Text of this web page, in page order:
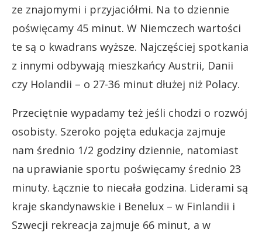
ze znajomymi i przyjaciółmi. Na to dziennie
poświęcamy 45 minut. W Niemczech wartości
te są o kwadrans wyższe. Najczęściej spotkania
z innymi odbywają mieszkańcy Austrii, Danii
czy Holandii – o 27-36 minut dłużej niż Polacy.
Przeciętnie wypadamy też jeśli chodzi o rozwój
osobisty. Szeroko pojęta edukacja zajmuje
nam średnio 1/2 godziny dziennie, natomiast
na uprawianie sportu poświęcamy średnio 23
minuty. Łącznie to niecała godzina. Liderami są
kraje skandynawskie i Benelux – w Finlandii i
Szwecji rekreacja zajmuje 66 minut, a w